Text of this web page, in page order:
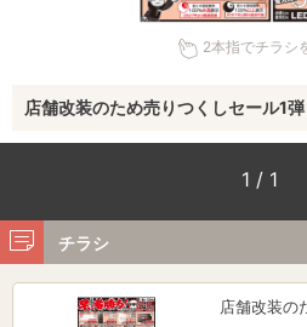
2本指でチラシ
店舗改装のため売りつくしセール1弾
1 / 1
チラシ
店舗改装の